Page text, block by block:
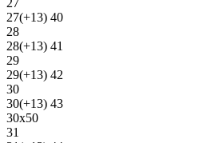
27(+13) 40
28
28(+13) 41
29
29(+13) 42
30
30(+13) 43
30х50
31